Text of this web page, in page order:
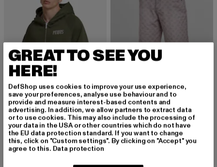
PEQUS
PEQUS Back Logo Zip-Hoodie
45,89 EUR
Derzeitiger Preis: 45,89 EUR
89,99 EURAktionspreis: 89,99 EUR
PEQUS
GREAT TO SEE YOU
HERE!
DefShop uses cookies to improve your use experience,
save your preferences, analyse use behaviour and to
provide and measure interest-based contents and
advertising. In addition, we allow partners to extract data
or to use cookies. This may also include the processing of
your data in the USA or other countries which do not have
the EU data protection standard. If you want to change
this, click on "Custom settings". By clicking on "Accept" you
agree to this. Data protection